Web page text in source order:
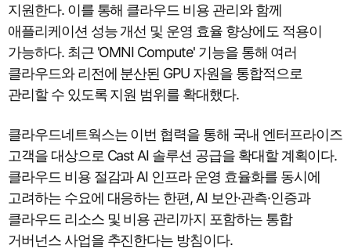
지원한다. 이를 통해 클라우드 비용 관리와 함께
애플리케이션 성능 개선 및 운영 효율 향상에도 적용이
가능하다. 최근 'OMNI Compute' 기능을 통해 여러
클라우드와 리전에 분산된 GPU 자원을 통합적으로
관리할 수 있도록 지원 범위를 확대했다.
클라우드네트웍스는 이번 협력을 통해 국내 엔터프라이즈
고객을 대상으로 Cast AI 솔루션 공급을 확대할 계획이다.
클라우드 비용 절감과 AI 인프라 운영 효율화를 동시에
고려하는 수요에 대응하는 한편, AI 보안·관측·인증과
클라우드 리소스 및 비용 관리까지 포함하는 통합
거버넌스 사업을 추진한다는 방침이다.